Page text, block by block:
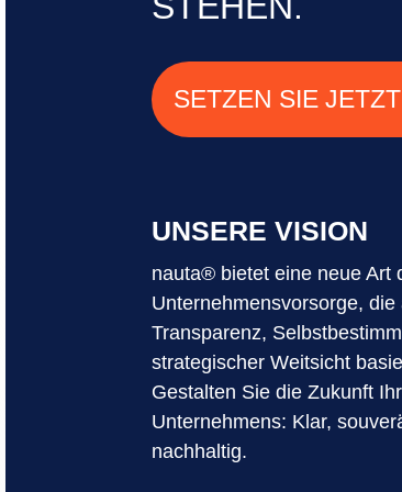
SETZEN SIE
UNSERE VISION
nauta® bietet eine neue Art
Unternehmensvorsorge, die
Transparenz,
strategischer Weitsicht
Gestalten Sie die Zukunft
Unternehmens: Klar,
nachhaltig.